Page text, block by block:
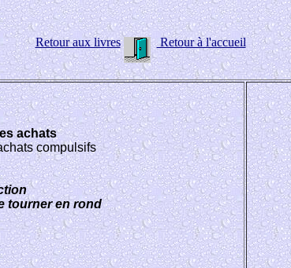
Retour aux livres Retour à l'accueil
achats
compulsifs
tourner en rond